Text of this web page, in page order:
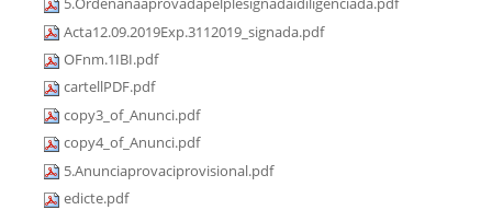
Acta12.09.2019Exp.3112019_signada.pdf
OFnm.1IBI.pdf
cartellPDF.pdf
copy3_of_Anunci.pdf
copy4_of_Anunci.pdf
5.Anunciaprovaciprovisional.pdf
edicte.pdf